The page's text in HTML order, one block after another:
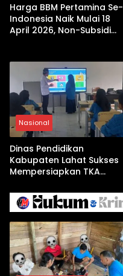
Harga BBM Pertamina Se-
Indonesia Naik Mulai 18
April 2026, Non-Subsidi
Nasional
Dinas Pendidikan
Kabupaten Lahat Sukses
Mempersiapkan TKA
Pembekalan Latihan Soal
Tanpa Internet